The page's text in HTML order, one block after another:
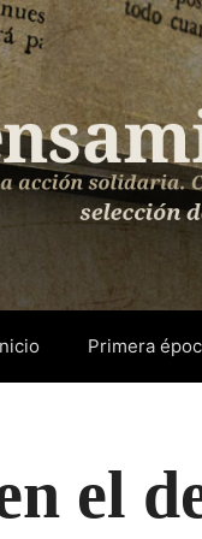
Primera
el